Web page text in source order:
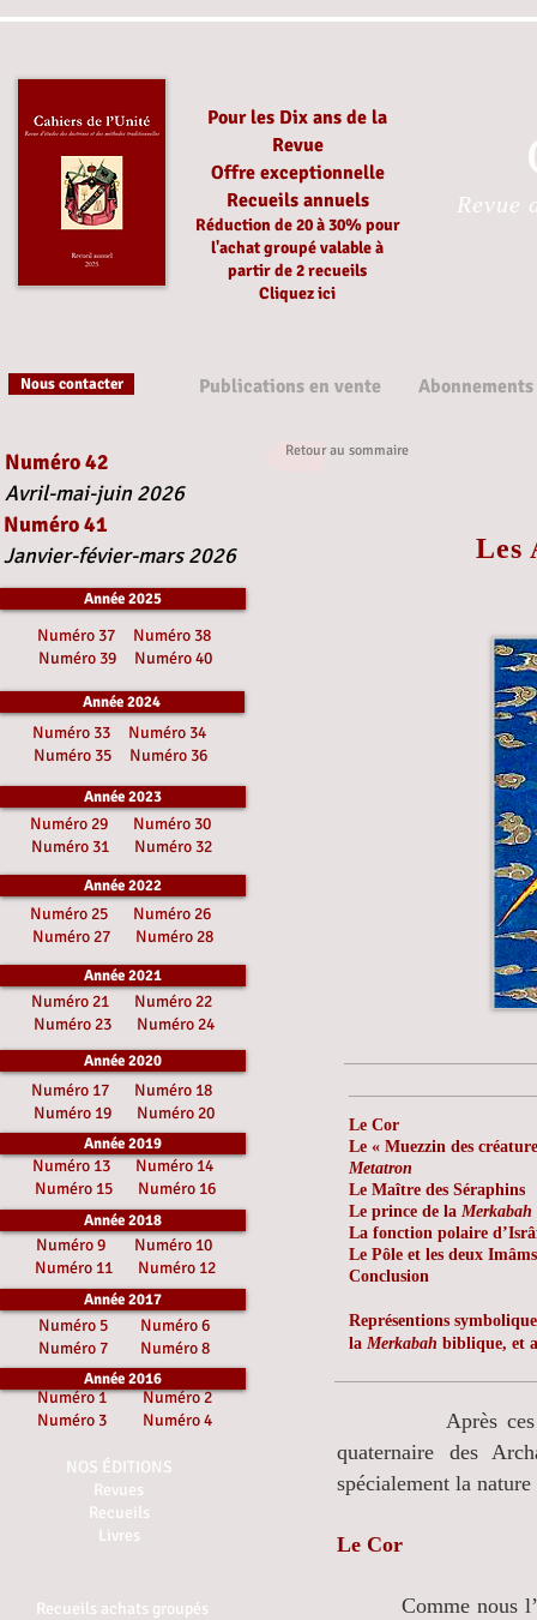
Pour les Dix ans de la
Revue
Offre exceptionnelle
Recueils annuels
Réduction de 20 à 30%pour
l'achat groupévalable à
partirde 2 recueils
Cliquez ici
Revue
Nous contacter Publications en vente Abonnements
Retour au sommaire
Les
Le Cor
Le « Muezzin des
Metatron
Le Maître des Séraphins
Le prince de la Merkabah
La fonction polaire
Le Pôle et les deux
Conclusion
Représentions
la Merkabah biblique, et
Après ces divers
quaternaire des
spécialement la
Le Cor
Comme nous
Numéro 42
Avril-mai-juin 2026
Numéro 41
Janvier-févier-mars 2026
Année 2025
Numéro 37
Numéro 38
Numéro 39
Numéro 40
Année 2024
Numéro 33
Numéro 34
Numéro 35
Numéro 36
Année 2023
Numéro 29
Numéro 30
Numéro 31
Numéro 32
Année 2022
Numéro 25
Numéro 26
Numéro 27
Numéro 28
Année 2021
Numéro 21
Numéro 22
Numéro 23
Numéro 24
Année 2020
Numéro 17 Numéro 18
Numéro 19 Numéro 20
Année 2019
Numéro 13 Numéro 14
Numéro 15 Numéro 16
Année 2018
Numéro 9 Numéro 10
Numéro 11 Numéro 12
Année 2017
Numéro 5 Numéro 6
Numéro 7 Numéro 8
Année 2016
Numéro 1Numéro 2
Numéro 3 Numéro 4
NOS ÉDITIONS
Revues
Recueils
Livres
Recueils achats groupés